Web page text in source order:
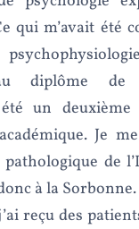
qui m’avait été
diplôme
un
Je
de
à la
reçu des